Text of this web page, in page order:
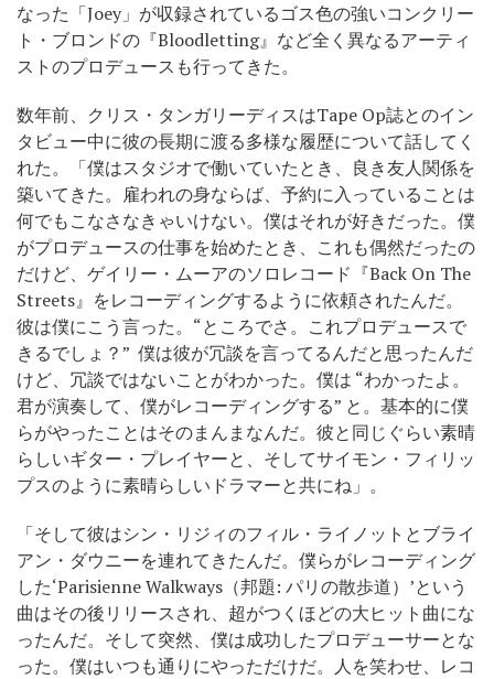
なった「Joey」が収録されているゴス色の強いコンクリー
ト・ブロンドの『Bloodletting』など全く異なるアーティ
ストのプロデュースも行ってきた。
数年前、クリス・タンガリーディスはTape Op誌とのイン
タビュー中に彼の長期に渡る多様な履歴について話してく
れた。「僕はスタジオで働いていたとき、良き友人関係を
築いてきた。雇われの身ならば、予約に入っていることは
何でもこなさなきゃいけない。僕はそれが好きだった。僕
がプロデュースの仕事を始めたとき、これも偶然だったの
だけど、ゲイリー・ムーアのソロレコード『Back On The
Streets』をレコーディングするように依頼されたんだ。
彼は僕にこう言った。“ところでさ。これプロデュースで
きるでしょ？” 僕は彼が冗談を言ってるんだと思ったんだ
けど、冗談ではないことがわかった。僕は “わかったよ。
君が演奏して、僕がレコーディングする” と。基本的に僕
らがやったことはそのまんまなんだ。彼と同じぐらい素晴
らしいギター・プレイヤーと、そしてサイモン・フィリッ
プスのように素晴らしいドラマーと共にね」。
「そして彼はシン・リジィのフィル・ライノットとブライ
アン・ダウニーを連れてきたんだ。僕らがレコーディング
した‘Parisienne Walkways（邦題: パリの散歩道）’という
曲はその後リリースされ、超がつくほどの大ヒット曲にな
ったんだ。そして突然、僕は成功したプロデューサーとな
った。僕はいつも通りにやっただけだ。人を笑わせ、レコ